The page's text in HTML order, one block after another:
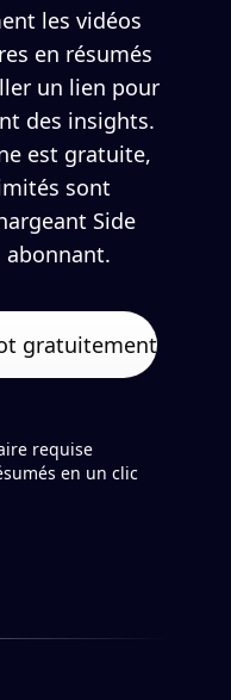
les vidéos
en résumés
un lien pour
des insights.
est gratuite,
sont
Side
abonnant.
gratuitement
requise
en un clic